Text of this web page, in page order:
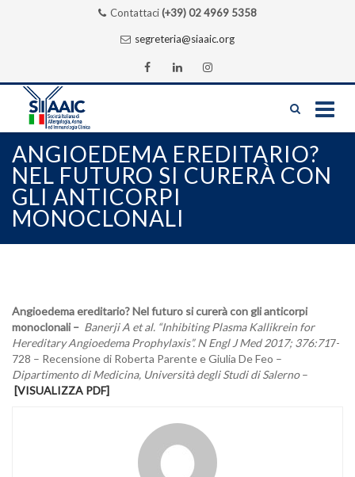
Contattaci(+39) 02 4969 5358
segreteria@siaaic.org
to
content
ANGIOEDEMA EREDITARIO?
NEL FUTURO SI CURERÀ CON
GLI ANTICORPI
MONOCLONALI
Angioedema ereditario? Nel futuro si curerà con gli anticorpi
monoclonali – Banerji A et al. “Inhibiting Plasma Kallikrein for
Hereditary Angioedema Prophylaxis”. N Engl J Med 2017; 376:717-
728 – Recensione di Roberta Parente e Giulia De Feo –
Dipartimento di Medicina, Università degli Studi di Salerno–
[VISUALIZZA PDF]